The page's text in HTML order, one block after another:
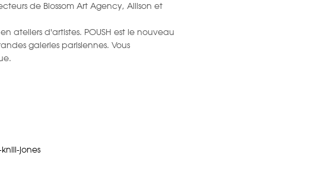
de Blossom Art Agency, Allison et
ateliers d'artistes. POUSH est le nouveau
galeries parisiennes. Vous
jones